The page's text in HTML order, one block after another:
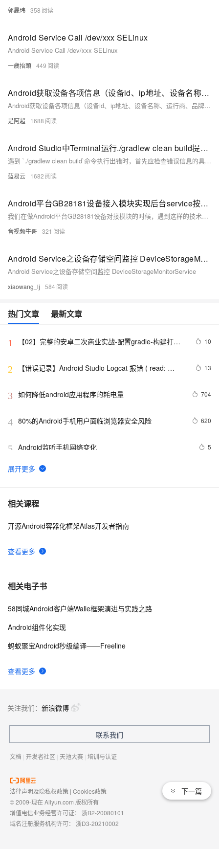
郭晟玮 358
Android Service Call /dev/xxx SELinux
Android Service Call /dev/xxx SELinux
一歲抬頭 449
Android获取设备各项信息（设备id、ip地址、设备名称、运行商、品牌、型号、分辨率、处理器、国家码、系统语言、网络类型、oaid、android版本、操作系统版本、mac地址、应用程序签名..）2
Android获取设备各项信息（设备id、ip地址、设备名称、运行商、品牌、型号、分辨率、处理器、国家码、系统语言、网络类型、oaid、android版本、操作系统版本、mac地址、应用程序签名..）2
是阿超 1688
Android Studio中Terminal运行./gradlew clean build提示错误信息
遇到 `./gradlew clean build`命令执行出错时，首先应检查错误信息的具体内容，这通常会指向问题的根源。从权限、环境配置、依赖下载、版本兼容性到项目配置本身，逐一排查并应用相应的解决措施。记住，保持耐心，逐步解决问题，往往复杂问题都是由简单原因引起的。
蓝易云 1682
Android平台GB28181设备接入模块实现后台service按需回传摄像头数据到国标平台侧
我们在做Android平台GB28181设备对接模块的时候，遇到这样的技术需求，开发者希望能以后台服务的形式运行程序，国标平台侧没有视频回传请求的时候，仅保持信令链接，有发起视频回传请求或语音广播时，打开摄像头，并实时回传音视频数据或接收处理国标平台侧发过来的语音广播数据。
音视频牛哥 321
Android Service之设备存储空间监控 DeviceStorageMonitorService
Android Service之设备存储空间监控 DeviceStorageMonitorService
xiaowang_lj 584
热门文章 最新文章
1
【02】完整的安卓二次商业实战-配置gradle-构建打包
10
2
【错误记录】Android Studio Logcat 报错 ( read:
13
3 如何降低android应用程序的耗电量 704
4 80%的Android手机用户面临浏览器安全风险 620
5 Android监听手机网络变化 5
6
Android Application Foundamentals(yaozq翻译，仅供
7 Android中startActivity中的permission检测与UID机制
8 【Magisk模块】禁用Android 11-12应用文件夹限制
9 Android Socket与服务器通信通用Demo
10
户同步 | 源码资源 )（一）
相关课程
查看更多
开源Android容器化框架Atlas开发者指南
相关电子书
查看更多
58同城Android客户端Walle框架演进与实践之路
Android组件化实现
蚂蚁聚宝Android秒级编译——Freeline
下一篇
关注我们： 新浪微博
联系我们
文档 | 开发者社区 | 天池大赛 | 培训与认证
法律声明及隐私权政策 | Cookies政策
© 2009-现在 Aliyun.com 版权所有
增值电信业务经营许可证： 浙B2-20080101
域名注册服务机构许可： 浙D3-20210002